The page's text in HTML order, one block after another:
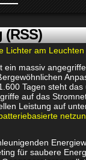
(RSS)
Lichter am Leuchten
massiv
Tagen steht das
auf das
Leistung auf
für saubere